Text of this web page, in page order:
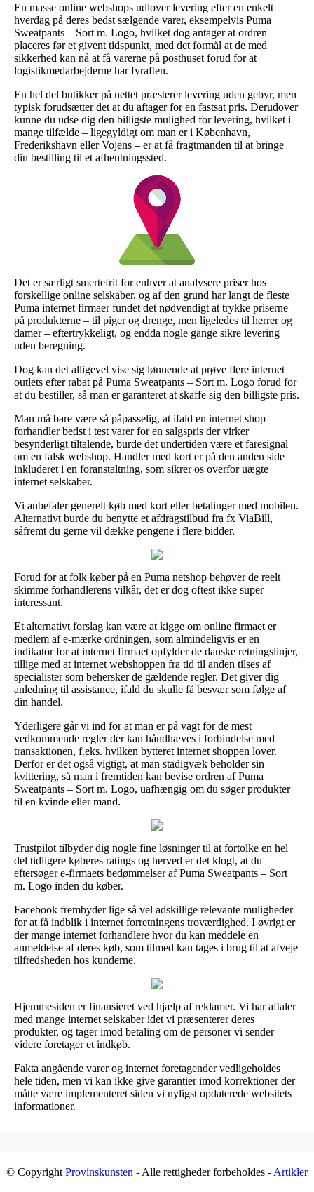
En masse online webshops udlover levering efter en enkelt
hverdag på deres bedst sælgende varer, eksempelvis Puma
Sweatpants – Sort m. Logo, hvilket dog antager at ordren
placeres før et givent tidspunkt, med det formål at de med
sikkerhed kan nå at få varerne på posthuset forud for at
logistikmedarbejderne har fyraften.
En hel del butikker på nettet præsterer levering uden gebyr, men
typisk forudsætter det at du aftager for en fastsat pris. Derudover
kunne du udse dig den billigste mulighed for levering, hvilket i
mange tilfælde – ligegyldigt om man er i København,
Frederikshavn eller Vojens – er at få fragtmanden til at bringe
din bestilling til et afhentningssted.
Det er særligt smertefrit for enhver at analysere priser hos
forskellige online selskaber, og af den grund har langt de fleste
Puma internet firmaer fundet det nødvendigt at trykke priserne
på produkterne – til piger og drenge, men ligeledes til herrer og
damer – eftertrykkeligt, og endda nogle gange sikre levering
uden beregning.
Dog kan det alligevel vise sig lønnende at prøve flere internet
outlets efter rabat på Puma Sweatpants – Sort m. Logo forud for
at du bestiller, så man er garanteret at skaffe sig den billigste pris.
Man må bare være så påpasselig, at ifald en internet shop
forhandler bedst i test varer for en salgspris der virker
besynderligt tiltalende, burde det undertiden være et faresignal
om en falsk webshop. Handler med kort er på den anden side
inkluderet i en foranstaltning, som sikrer os overfor uægte
internet selskaber.
Vi anbefaler generelt køb med kort eller betalinger med mobilen.
Alternativt burde du benytte et afdragstilbud fra fx ViaBill,
såfremt du gerne vil dække pengene i flere bidder.
Forud for at folk køber på en Puma netshop behøver de reelt
skimme forhandlerens vilkår, det er dog oftest ikke super
interessant.
Et alternativt forslag kan være at kigge om online firmaet er
medlem af e-mærke ordningen, som almindeligvis er en
indikator for at internet firmaet opfylder de danske retningslinjer,
tillige med at internet webshoppen fra tid til anden tilses af
specialister som behersker de gældende regler. Det giver dig
anledning til assistance, ifald du skulle få besvær som følge af
din handel.
Yderligere går vi ind for at man er på vagt for de mest
vedkommende regler der kan håndhæves i forbindelse med
transaktionen, f.eks. hvilken bytteret internet shoppen lover.
Derfor er det også vigtigt, at man stadigvæk beholder sin
kvittering, så man i fremtiden kan bevise ordren af Puma
Sweatpants – Sort m. Logo, uafhængig om du søger produkter
til en kvinde eller mand.
Trustpilot tilbyder dig nogle fine løsninger til at fortolke en hel
del tidligere køberes ratings og herved er det klogt, at du
eftersøger e-firmaets bedømmelser af Puma Sweatpants – Sort
m. Logo inden du køber.
Facebook frembyder lige så vel adskillige relevante muligheder
for at få indblik i internet forretningens troværdighed. I øvrigt er
der mange internet forhandlere hvor du kan meddele en
anmeldelse af deres køb, som tilmed kan tages i brug til at afveje
tilfredsheden hos kunderne.
Hjemmesiden er finansieret ved hjælp af reklamer. Vi har aftaler
med mange internet selskaber idet vi præsenterer deres
produkter, og tager imod betaling om de personer vi sender
videre foretager et indkøb.
Fakta angående varer og internet foretagender vedligeholdes
hele tiden, men vi kan ikke give garantier imod korrektioner der
måtte være implementeret siden vi nyligst opdaterede websitets
informationer.
© Copyright Provinskunsten - Alle rettigheder forbeholdes - Artikler